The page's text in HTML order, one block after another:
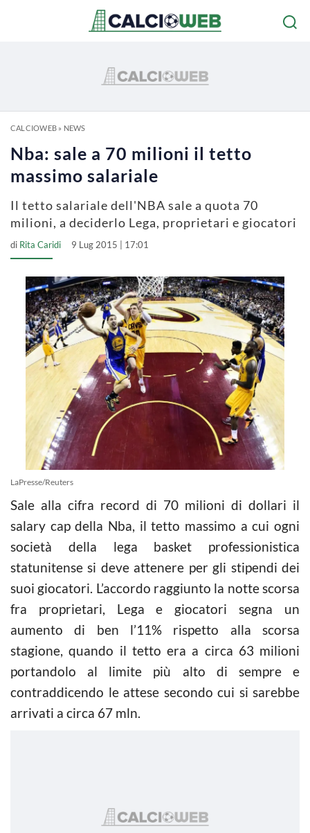
CALCIOWEB» NEWS
Nba: sale a 70 milioni il tetto
massimo salariale
Il tetto salariale dell'NBA sale a quota 70
milioni, a deciderlo Lega, proprietari e giocatori
di Rita Caridi 9 Lug 2015 | 17:01
LaPresse/Reuters
Sale alla cifra record di 70 milioni di dollari il
salary cap della Nba, il tetto massimo a cui ogni
società della lega basket professionistica
statunitense si deve attenere per gli stipendi dei
suoi giocatori. L’accordo raggiunto la notte scorsa
fra proprietari, Lega e giocatori segna un
aumento di ben l’11% rispetto alla scorsa
stagione, quando il tetto era a circa 63 milioni
portandolo al limite più alto di sempre e
contraddicendo le attese secondo cui si sarebbe
arrivati a circa 67 mln.